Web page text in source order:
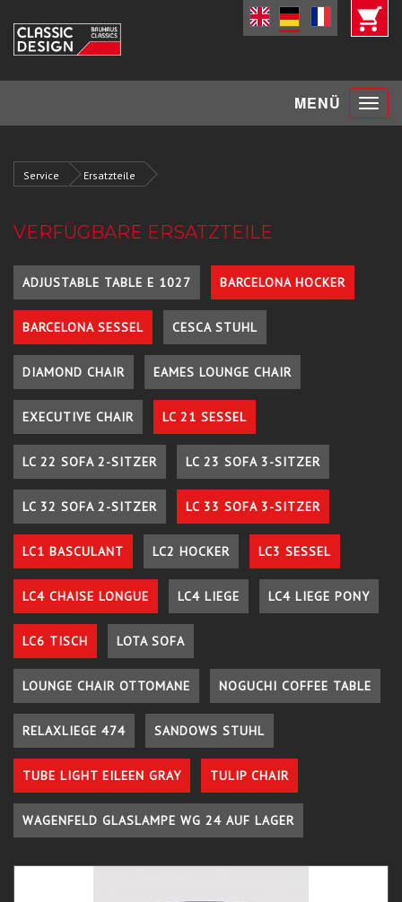
MENÜ Toggle
Service Ersatzteile
VERFÜGBARE ERSATZTEILE
ADJUSTABLE TABLE E 1027 BARCELONA HOCKER
BARCELONA SESSEL CESCA STUHL
DIAMOND CHAIR EAMES LOUNGE CHAIR
EXECUTIVE CHAIR LC 21 SESSEL
LC 22 SOFA 2-SITZER LC 23 SOFA 3-SITZER
LC 32 SOFA 2-SITZER LC 33 SOFA 3-SITZER
LC1 BASCULANT LC2 HOCKER LC3 SESSEL
LC4 CHAISE LONGUE LC4 LIEGE LC4 LIEGE PONY
LC6 TISCH LOTA SOFA
LOUNGE CHAIR OTTOMANE NOGUCHI COFFEE TABLE
RELAXLIEGE 474 SANDOWS STUHL
TUBE LIGHT EILEEN GRAY TULIP CHAIR
WAGENFELD GLASLAMPE WG 24 AUF LAGER